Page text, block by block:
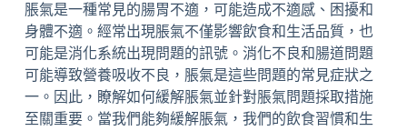
脹氣是一種常見的腸胃不適，可能造成不適感、困擾和
身體不適。經常出現脹氣不僅影響飲食和生活品質，也
可能是消化系統出現問題的訊號。消化不良和腸道問題
可能導致營養吸收不良，脹氣是這些問題的常見症狀之
一。因此，瞭解如何緩解脹氣並針對脹氣問題採取措施
至關重要。當我們能夠緩解脹氣，我們的飲食習慣和生